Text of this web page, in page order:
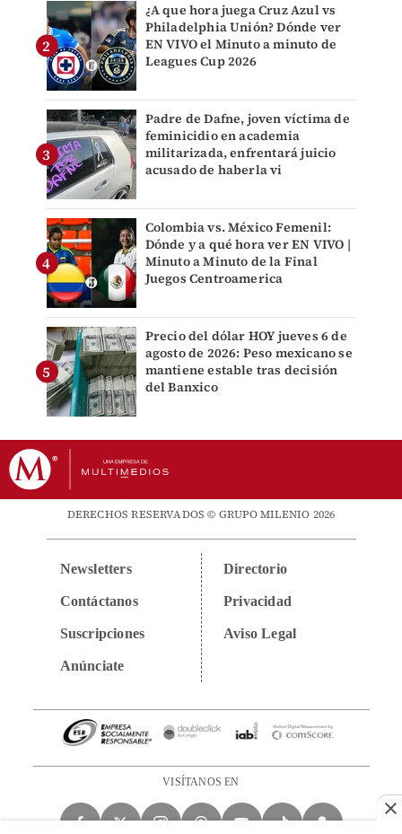
¿A que hora juega Cruz Azul vs
Philadelphia Unión? Dónde ver
EN VIVO el Minuto a minuto de
Leagues Cup 2026
Padre de Dafne, joven víctima de
feminicidio en academia
militarizada, enfrentará juicio
acusado de haberla vi
Colombia vs. México Femenil:
Dónde y a qué hora ver EN VIVO |
Minuto a Minuto de la Final
Juegos Centroamerica
Precio del dólar HOY jueves 6 de
agosto de 2026: Peso mexicano se
mantiene estable tras decisión
del Banxico
DERECHOS RESERVADOS © GRUPO MILENIO 2026
Newsletters
Contáctanos
Suscripciones
Anúnciate
Directorio
Privacidad
Aviso Legal
VISÍTANOS EN